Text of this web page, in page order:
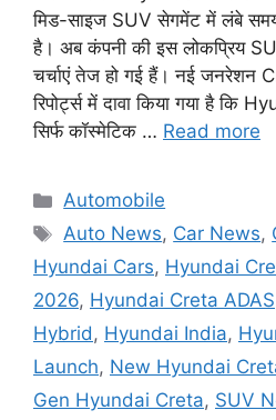
मिड-साइज SUV सेगमेंट में लंबे
है। अब कंपनी की इस लोकप्रिय
चर्चाएं तेज हो गई हैं। नई जनरेशन
रिपोर्ट्स में दावा किया गया है कि
सिर्फ कॉस्मेटिक … Read more
Categories
Automobile
Tags
Auto News, Car News,
Hyundai Cars, Hyundai
2026, Hyundai Creta ADAS
Hybrid, Hyundai India,
Launch, New Hyundai
Gen Hyundai Creta, SUV